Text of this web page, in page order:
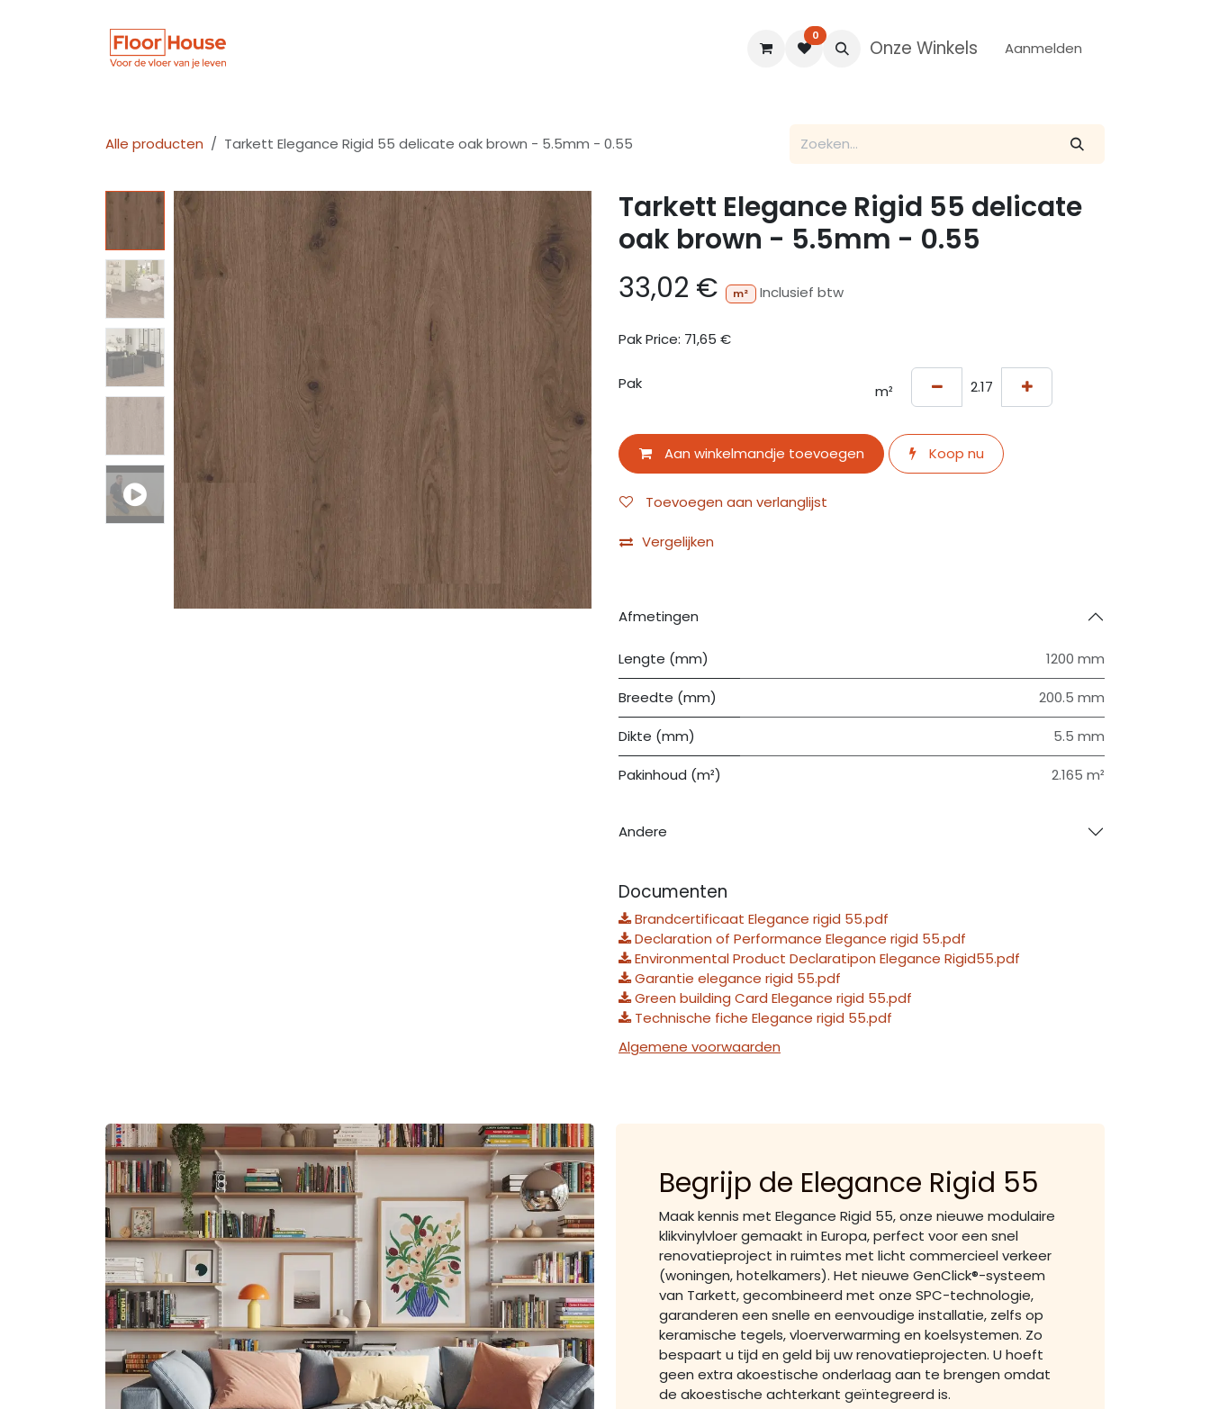
Blogs
0
Onze Winkels Aanmelden
Alle producten Tarkett Elegance Rigid 55 delicate oak brown - 5.5mm - 0.55
Tarkett Elegance Rigid 55 delicate
oak brown - 5.5mm - 0.55
33,02 € m² Inclusief btw
Pak Price: 71,65 €
Pak m²
Aan winkelmandje toevoegen Koop nu
Toevoegen aan verlanglijst
Vergelijken
Afmetingen
Lengte (mm) 1200 mm
Breedte (mm) 200.5 mm
Dikte (mm) 5.5 mm
Pakinhoud (m²) 2.165 m²
Andere
Documenten
Brandcertificaat Elegance rigid 55.pdf
Declaration of Performance Elegance rigid 55.pdf
Environmental Product Declaratipon Elegance Rigid55.pdf
Garantie elegance rigid 55.pdf
Green building Card Elegance rigid 55.pdf
Technische fiche Elegance rigid 55.pdf
Algemene voorwaarden
Begrijp de Elegance Rigid 55
Maak kennis met Elegance Rigid 55, onze nieuwe modulaire
klikvinylvloer gemaakt in Europa, perfect voor een snel
renovatieproject in ruimtes met licht commercieel verkeer
(woningen, hotelkamers). Het nieuwe GenClick®-systeem
van Tarkett, gecombineerd met onze SPC-technologie,
garanderen een snelle en eenvoudige installatie, zelfs op
keramische tegels, vloerverwarming en koelsystemen. Zo
bespaart u tijd en geld bij uw renovatieprojecten. U hoeft
geen extra akoestische onderlaag aan te brengen omdat
de akoestische achterkant geïntegreerd is.